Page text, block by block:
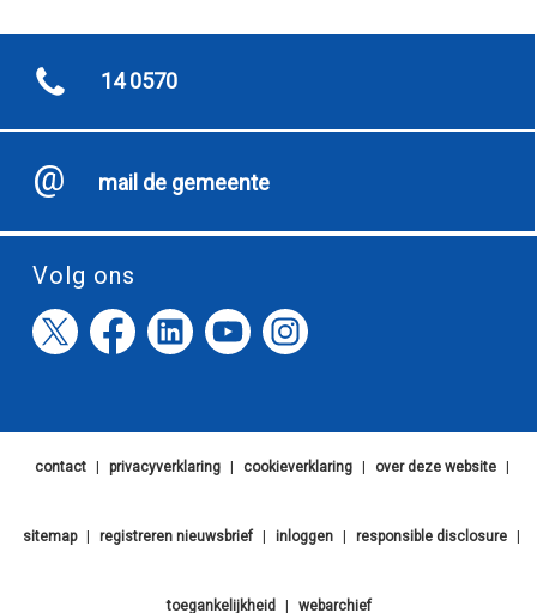
14 0570
mail de gemeente
Volg ons
contact privacyverklaring cookieverklaring over deze website
sitemap registreren nieuwsbrief inloggen responsible disclosure
toegankelijkheid webarchief